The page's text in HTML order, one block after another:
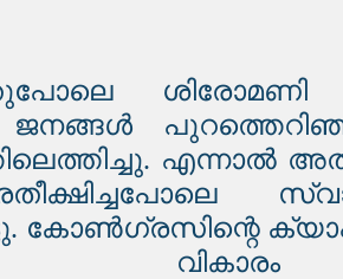
ശിരോമണി
എന്നാൽ
കോൺഗ്രസിന്റെ